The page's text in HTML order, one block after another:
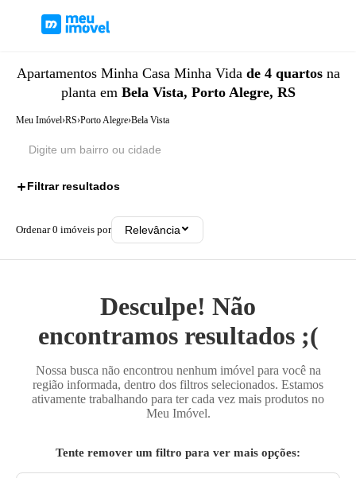
Apartamentos Minha Casa Minha Vida de 4 quartosna
planta em Bela Vista, Porto Alegre, RS
Meu Imóvel›RS›Porto Alegre›Bela Vista
Filtrar resultados
Ordenar0 imóveis por Relevância
Desculpe! Não
encontramos resultados ;(
Nossa busca não encontrou nenhum imóvel para você na
região informada, dentro dos filtros selecionados. Estamos
ativamente trabalhando para ter cada vez mais produtos no
Meu Imóvel.
Tente remover um filtro para ver mais opções: